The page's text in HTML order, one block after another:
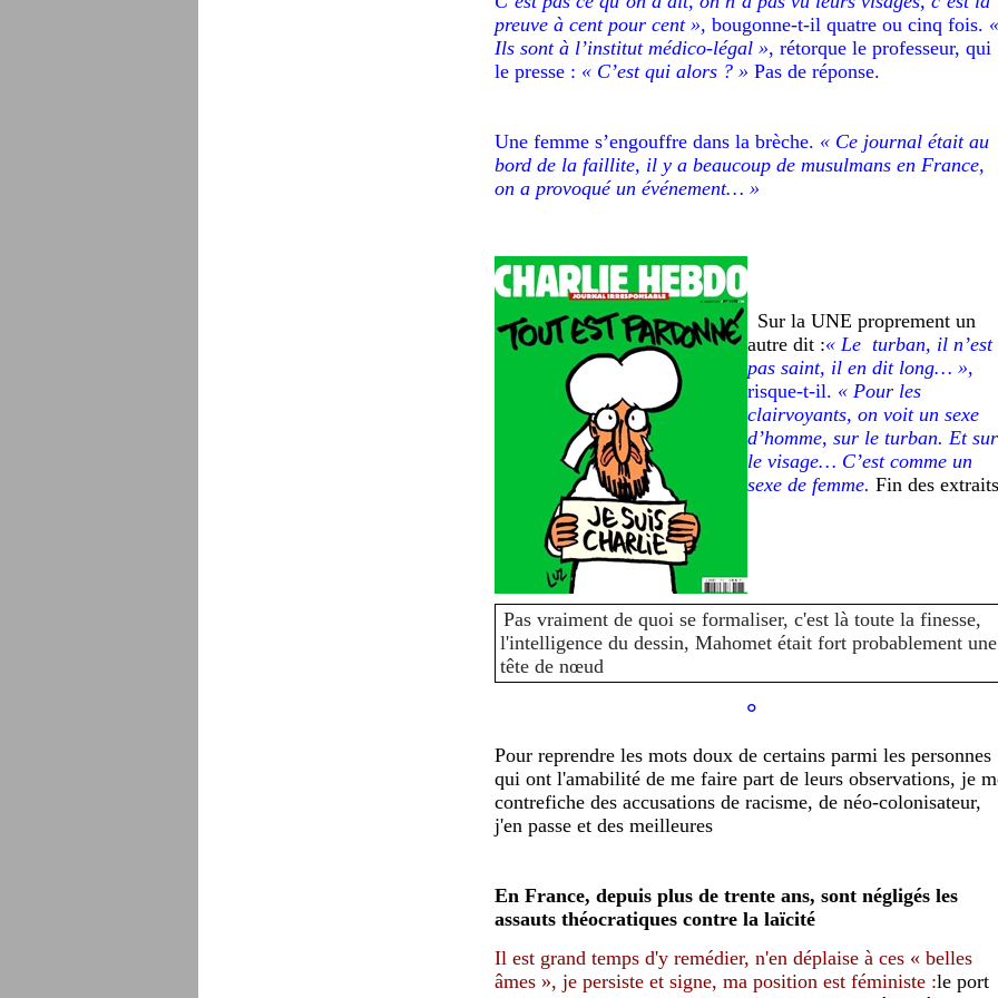
preuve à cent pour cent », bougonne-t-il quatre ou cinq fois. «
Ils sont à l’institut médico-légal », rétorque le professeur, qui
le presse : « C’est qui alors ? » Pas de réponse.
Une femme s’engouffre dans la brèche. « Ce journal était au
bord de la faillite, il y a beaucoup de musulmans en France,
on a provoqué un événement… »
Sur la UNE proprement un
autre dit :« Le turban, il n’est
pas saint, il en dit long… »,
risque-t-il. « Pour les
clairvoyants, on voit un sexe
d’homme, sur le turban. Et sur
le visage… C’est comme un
sexe de femme. Fin des extraits
Pas vraiment de quoi se formaliser, c'est là toute la finesse,
l'intelligence du dessin, Mahomet était fort probablement une
tête de nœud
°
Pour reprendre les mots doux de certains parmi les personnes
qui ont l'amabilité de me faire part de leurs observations, je
contrefiche des accusations de racisme, de néo-colonisateur,
j'en passe et des meilleures
En France, depuis plus de trente ans, sont négligés les
assauts théocratiques contre la laïcité
Il est grand temps d'y remédier, n'en déplaise à ces « belles
âmes », je persiste et signe, ma position est féministe :le port